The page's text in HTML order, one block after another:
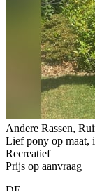
Andere Rassen,
Lief pony op maat,
Recreatief
Prijs op aanvraag